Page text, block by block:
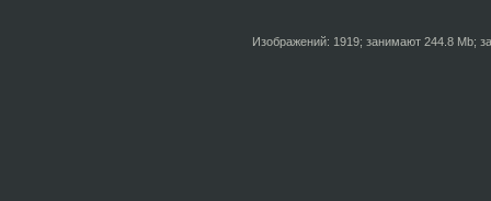
Изображений: 1919; занимают 244.8 Mb;